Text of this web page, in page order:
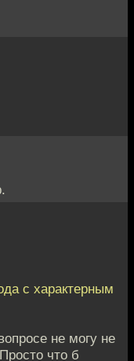
с характерным
не могу не
что б